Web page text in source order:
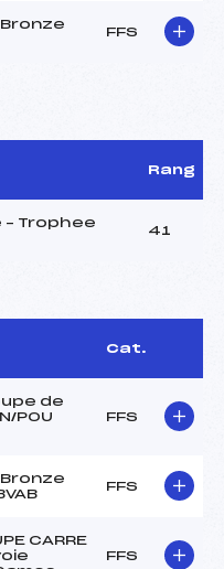
FFS
Rang
– Trophee
41
Cat.
de
POU
FFS
FFS
CARRE
FFS